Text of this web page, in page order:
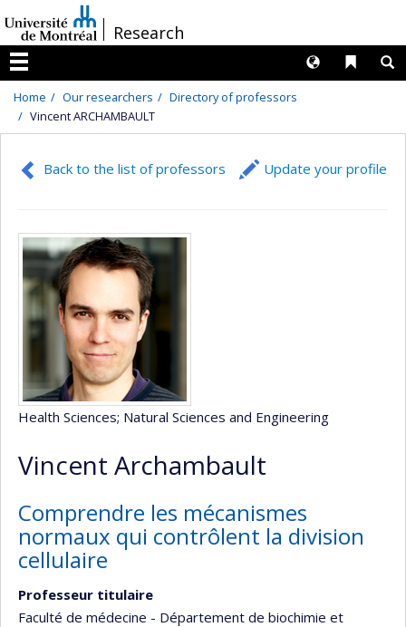
au
contenu
/Research
Menu
Liens
Langues
Home Our researchers
Directory of professors
Vincent ARCHAMBAULT
Back to the list of professors Update your profile
Health Sciences; Natural Sciences and Engineering
Vincent Archambault
Comprendre les mécanismes
normaux qui contrôlent la division
cellulaire
Professeur titulaire
Faculté de médecine - Département de biochimie et